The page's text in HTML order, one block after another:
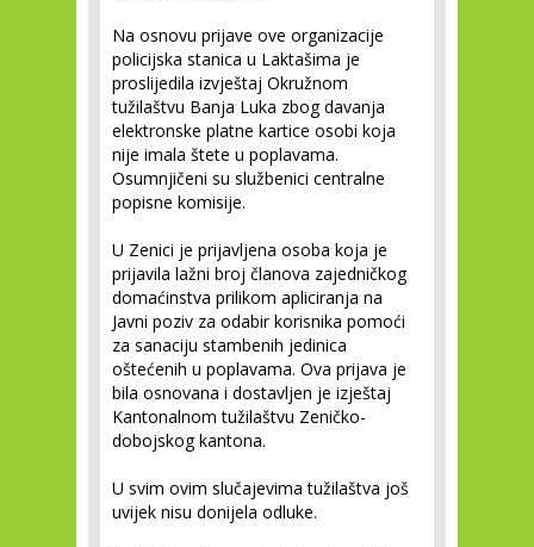
Na osnovu prijave ove organizacije
policijska stanica u Laktašima je
proslijedila izvještaj Okružnom
tužilaštvu Banja Luka zbog davanja
elektronske platne kartice osobi koja
nije imala štete u poplavama.
Osumnjičeni su službenici centralne
popisne komisije.
U Zenici je prijavljena osoba koja je
prijavila lažni broj članova zajedničkog
domaćinstva prilikom apliciranja na
Javni poziv za odabir korisnika pomoći
za sanaciju stambenih jedinica
oštećenih u poplavama. Ova prijava je
bila osnovana i dostavljen je izještaj
Kantonalnom tužilaštvu Zeničko-
dobojskog kantona.
U svim ovim slučajevima tužilaštva još
uvijek nisu donijela odluke.